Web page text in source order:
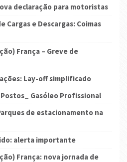
declaração para motoristas
Cargas e Descargas: Coimas
França – Greve de
Lay-off simplificado
Gasóleo Profissional
de estacionamento na
alerta importante
França: nova jornada de